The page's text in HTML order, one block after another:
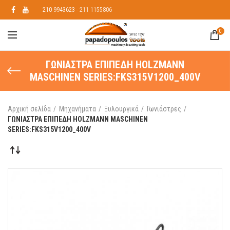
210 9943623 - 211 1155806
0
ΓΩΝΙΑΣΤΡΑ ΕΠΙΠΕΔΗ HOLZMANN
MASCHINEN SERIES:FKS315V1200_400V
Αρχική σελίδα Μηχανήματα Ξυλουργικά
Γωνιάστρες
ΓΩΝΙΑΣΤΡΑ ΕΠΙΠΕΔΗ HOLZMANN MASCHINEN
SERIES:FKS315V1200_400V